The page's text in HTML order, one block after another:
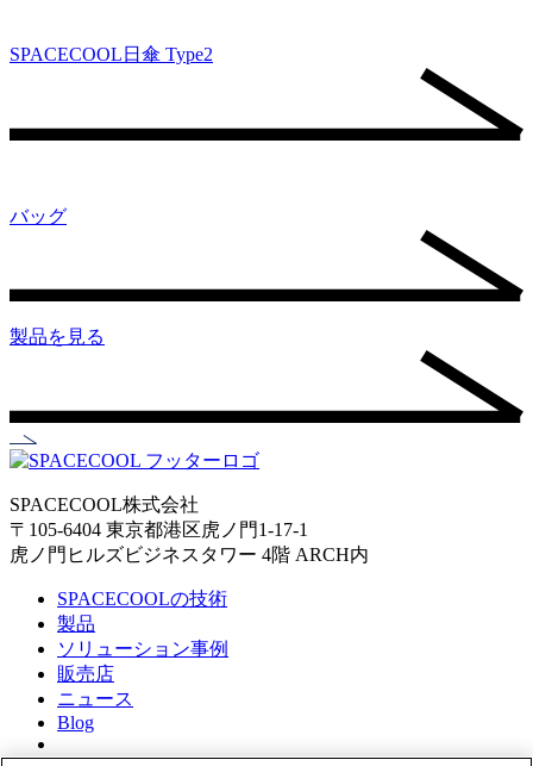
SPACECOOL日傘 Type2
バッグ
製品を見る
SPACECOOL株式会社
〒105-6404 東京都港区虎ノ門1-17-1
虎ノ門ヒルズビジネスタワー 4階 ARCH内
SPACECOOLの技術
製品
ソリューション事例
販売店
ニュース
Blog